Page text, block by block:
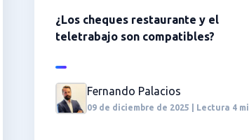
¿Los cheques restaurante y el
teletrabajo son compatibles?
Fernando Palacios
09 de diciembre de 2025 | Lectura 4